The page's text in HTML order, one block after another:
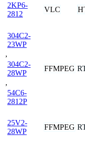
2KP6-
2812
VLC
304C2-
23WP
,
304C2-
28WP
,
54C6-
2812P
FFMPEG
25V2-
28WP
FFMPEG